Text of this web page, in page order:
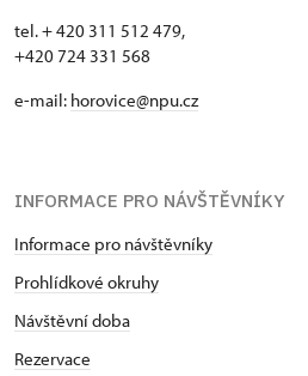
tel. + 420 311 512 479,
+420 724 331 568
e-mail: horovice@npu.cz
INFORMACE PRO NÁVŠTĚVNÍKY
Informace pro návštěvníky
Prohlídkové okruhy
Návštěvní doba
Rezervace